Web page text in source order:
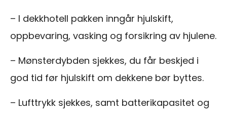
– I dekkhotell pakken inngår hjulskift,
oppbevaring, vasking og forsikring av hjulene.
– Mønsterdybden sjekkes, du får beskjed i
god tid før hjulskift om dekkene bør byttes.
– Lufttrykk sjekkes, samt batterikapasitet og